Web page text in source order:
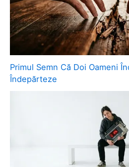
Primul Semn Că Doi Oameni
Îndepărteze